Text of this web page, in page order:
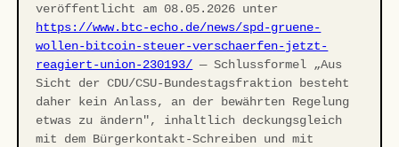
veröffentlicht am 08.05.2026 unter
https://www.btc-echo.de/news/spd-gruene-
wollen-bitcoin-steuer-verschaerfen-jetzt-
reagiert-union-230193/ — Schlussformel „Aus
Sicht der CDU/CSU-Bundestagsfraktion besteht
daher kein Anlass, an der bewährten Regelung
etwas zu ändern", inhaltlich deckungsgleich
mit dem Bürgerkontakt-Schreiben und mit